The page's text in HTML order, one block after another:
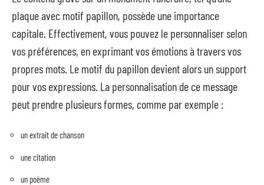
plaque avec motif papillon, possède une importance
capitale. Effectivement, vous pouvez le personnaliser selon
vos préférences, en exprimant vos émotions à travers vos
propres mots. Le motif du papillon devient alors un support
pour vos expressions. La personnalisation de ce message
peut prendre plusieurs formes, comme par exemple :
un extrait de chanson
une citation
un poème